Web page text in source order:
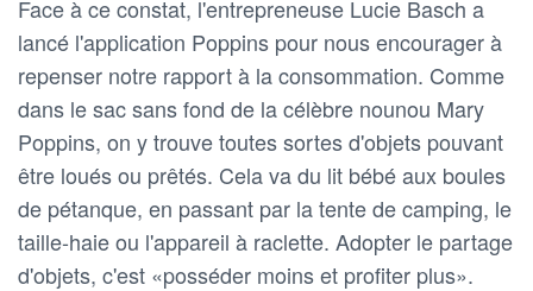
Face à ce constat, l'entrepreneuse Lucie Basch a
lancé l'application Poppins pour nous encourager à
repenser notre rapport à la consommation. Comme
dans le sac sans fond de la célèbre nounou Mary
Poppins, on y trouve toutes sortes d'objets pouvant
être loués ou prêtés. Cela va du lit bébé aux boules
de pétanque, en passant par la tente de camping, le
taille-haie ou l'appareil à raclette. Adopter le partage
d'objets, c'est «posséder moins et profiter plus».